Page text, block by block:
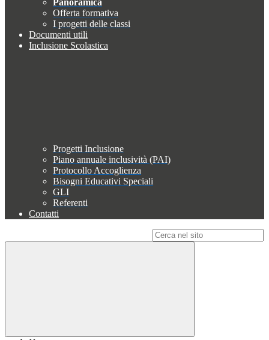
Panoramica
Offerta formativa
I progetti delle classi
Documenti utili
Inclusione Scolastica
Progetti Inclusione
Piano annuale inclusività (PAI)
Protocollo Accoglienza
Bisogni Educativi Speciali
GLI
Referenti
Contatti